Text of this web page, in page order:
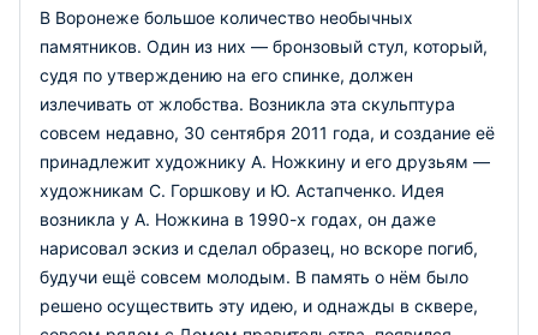
В Воронеже большое количество необычных
памятников. Один из них — бронзовый стул, который,
судя по утверждению на его спинке, должен
излечивать от жлобства. Возникла эта скульптура
совсем недавно, 30 сентября 2011 года, и создание её
принадлежит художнику А. Ножкину и его друзьям —
художникам С. Горшкову и Ю. Астапченко. Идея
возникла у А. Ножкина в 1990-х годах, он даже
нарисовал эскиз и сделал образец, но вскоре погиб,
будучи ещё совсем молодым. В память о нём было
решено осуществить эту идею, и однажды в сквере,